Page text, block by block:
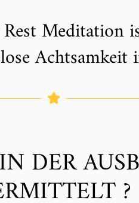
Meditation
Achtsamkeit
DER
?